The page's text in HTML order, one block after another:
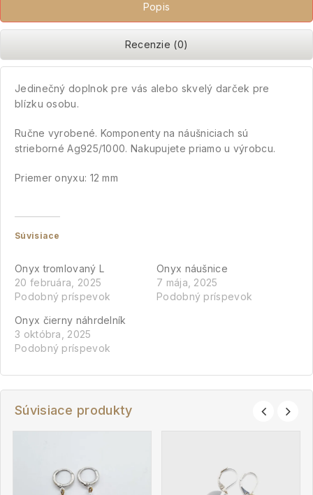
Popis
Recenzie (0)
Jedinečný doplnok pre vás alebo skvelý darček pre
blízku osobu.
Ručne vyrobené. Komponenty na náušniciach sú
strieborné Ag925/1000. Nakupujete priamo u výrobcu.
Priemer onyxu: 12 mm
Súvisiace
Onyx tromlovaný L
20 februára, 2025
Podobný príspevok
Onyx náušnice
7 mája, 2025
Podobný príspevok
Onyx čierny náhrdelník
3 októbra, 2025
Podobný príspevok
Súvisiace produkty